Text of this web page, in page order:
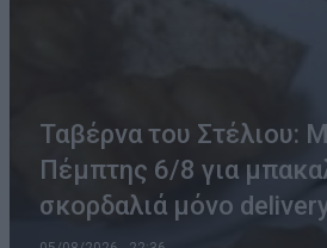
Ταβέρνα του Στέλιου:
Πέμπτης 6/8 για
σκορδαλιά μόνο